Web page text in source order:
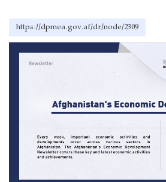
https://dpmea.gov.af/dr/node/2309